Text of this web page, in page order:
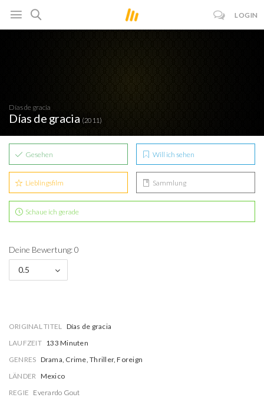
LOGIN
Días de gracia
Días de gracia (2011)
Gesehen Will ich sehen
Lieblingsfilm Sammlung
Schaue ich gerade
Deine Bewertung: 0
0.5
ORIGINAL TITEL Días de gracia
LAUFZEIT 133 Minuten
GENRES Drama, Crime, Thriller, Foreign
LÄNDER Mexico
REGIE Everardo Gout